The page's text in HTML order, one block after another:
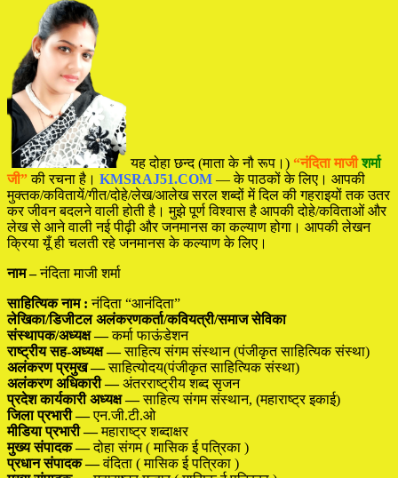
यह दोहा छन्द (माता के नौ रूप।) “नंदिता माजीशर्मा
जी”की रचना है। KMSRAJ51.COM — के पाठकों के लिए। आपकी
मुक्तक/कवितायें/गीत/दोहे/लेख/आलेख सरल शब्दों में दिल की गहराइयों तक उतर
कर जीवन बदलने वाली होती है। मुझे पूर्ण विश्वास है आपकी दोहे/कविताओं और
लेख से आने वाली नई पीढ़ी और जनमानस का कल्याण होगा। आपकी लेखन
क्रिया यूँ ही चलती रहे जनमानस के कल्याण के लिए।
नाम –नंदिता माजी शर्मा
साहित्यिक नाम : नंदिता “आनंदिता”
लेखिका/डिजीटल अलंकरणकर्ता/कवियत्री/समाज सेविका
संस्थापक/अध्यक्ष —कर्मा फाऊंडेशन
राष्ट्रीय सह-अध्यक्ष —साहित्य संगम संस्थान (पंजीकृत साहित्यिक संस्था)
अलंकरण प्रमुख —साहित्योदय(पंजीकृत साहित्यिक संस्था)
अलंकरण अधिकारी —अंतरराष्ट्रीय शब्द सृजन
प्रदेश कार्यकारी अध्यक्ष —साहित्य संगम संस्थान, (महाराष्ट्र इकाई)
जिला प्रभारी —एन.जी.टी.ओ
मीडिया प्रभारी —महाराष्ट्र शब्दाक्षर
मुख्य संपादक —दोहा संगम ( मासिक ई पत्रिका )
प्रधान संपादक —वंदिता ( मासिक ई पत्रिका )